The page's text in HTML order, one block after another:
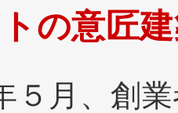
の意匠
５月、創